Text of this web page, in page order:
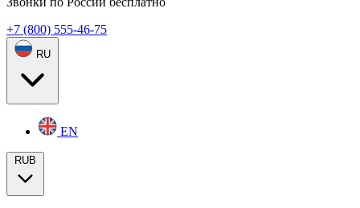
+7 (800) 555-46-75
RU
EN
RUB